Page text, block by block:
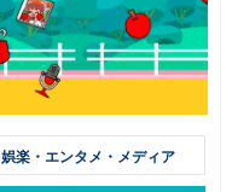
娯楽・エンタメ・メディア